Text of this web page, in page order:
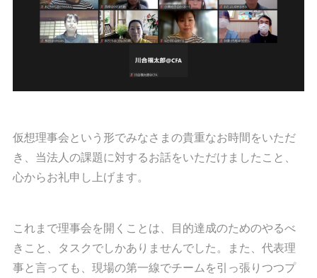
仮想理事会という形でみなさまの貴重なお時間をいただ
き、当法人の課題に対するお話をいただけましたこと、
心からお礼申し上げます。
これまで理事会を開くことは、目的達成のためのやるべ
きこと、タスクでしかありませんでした。また、代表理
事と言っても、現場の第一線でチームを引っ張りつつプ